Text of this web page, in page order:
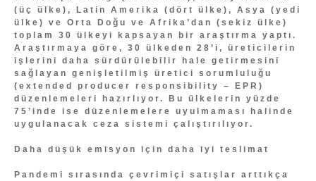
(üç ülke), Latin Amerika (dört ülke), Asya (yedi
ülke) ve Orta Doğu ve Afrika’dan (sekiz ülke)
toplam 30 ülkeyi kapsayan bir araştırma yaptı.
Araştırmaya göre, 30 ülkeden 28’i, üreticilerin
işlerini daha sürdürülebilir hale getirmesini
sağlayan genişletilmiş üretici sorumluluğu
(extended producer responsibility – EPR)
düzenlemeleri hazırlıyor. Bu ülkelerin yüzde
75’inde ise düzenlemelere uyulmaması halinde
uygulanacak ceza sistemi çalıştırılıyor.
Daha düşük emisyon için daha iyi teslimat
Pandemi sırasında çevrimiçi satışlar arttıkça